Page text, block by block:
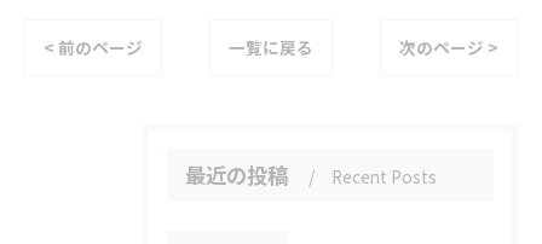
< 前のページ 一覧に戻る 次のページ >
最近の投稿 Recent Posts